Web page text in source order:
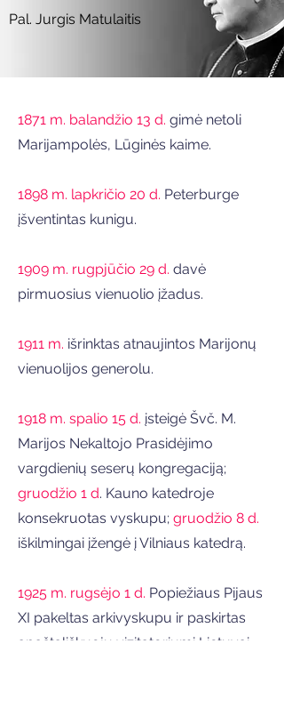
Pal. Jurgis Matulaitis
1871 m. balandžio 13 d. gimė netoli
Marijampolės, Lūginės kaime.
1898 m. lapkričio 20 d. Peterburge
įšventintas kunigu.
1909 m. rugpjūčio 29 d. davė
pirmuosius vienuolio įžadus.
1911 m. išrinktas atnaujintos Marijonų
vienuolijos generolu.
1918 m. spalio 15 d. įsteigė Švč. M.
Marijos Nekaltojo Prasidėjimo
vargdienių seserų kongregaciją;
gruodžio 1 d. Kauno katedroje
konsekruotas vyskupu; gruodžio 8 d.
iškilmingai įžengė į Vilniaus katedrą.
1925 m. rugsėjo 1 d. Popiežiaus Pijaus
XI pakeltas arkivyskupu ir paskirtas
apaštališkuoju vizitatoriumi Lietuvai.